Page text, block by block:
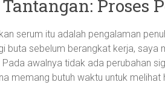
Proses
serum itu adalah pengalaman
buta sebelum berangkat kerja,
Pada awalnya tidak ada perubahan
memang butuh waktu untuk melihat